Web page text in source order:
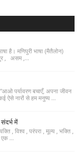
है। मणिपुरी भाषा (मैतैलोन)
, असम ,...
“आओ पर्यावरण बचाएँ, अपना जीवन
ऐसे नारों से हम मनुष्य ...
संदर्भ में
, विश्व , परंपरा , मूल्य , भक्ति ,
एक ...